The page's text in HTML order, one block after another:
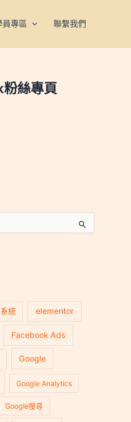
員專區 聯繫我們
絲專頁
統 elementor
Facebook Ads
Google
Google Analytics
Google搜尋